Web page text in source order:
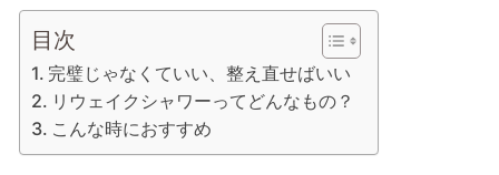
目次
完璧じゃなくていい、整え直せばいい
リウェイクシャワーってどんなもの？
こんな時におすすめ